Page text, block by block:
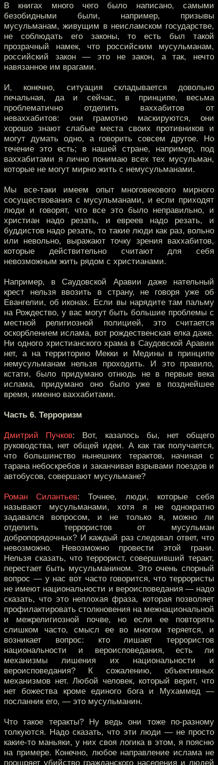
В книгах много чего было написано, самыми
безобидными были, например, призывы
мусульманам, живущим в неисламском государстве,
не соблюдать его законы, то есть был такой
прозрачный намек, что российским мусульманам,
российский закон — это не закон, а так, нечто
навязанное им врагами.
И, конечно, ситуация складывается довольно
печальная, да и сейчас, в принципе, весьма
проблематично отделить ваххабитов от
неваххабитов: они грамотно маскируются, они
хорошо знают слабые места своих противников и
могут думать одно, а говорить совсем другое. Но
течение это есть; в нашей стране, например, под
ваххабитами я лично понимаю всех тех мусульман,
которые не могут мирно жить с немусульманами.
Мы все-таки имеем опыт многовекового мирного
сосуществования с мусульманами, и если приходят
люди и говорят, что все это было неправильно, и
христиан надо резать, и евреев надо резать, и
буддистов надо резать, то такие люди как раз, вольно
или невольно, выражают точку зрения ваххабитов,
которые действительно считают для себя
невозможным жить рядом с христианами.
Например, в Саудовской Аравии даже нательный
крест нельзя ввозить в страну, не говоря уже об
Евангелии, об иконах. Если вы нарядите там пальму
на Рождество, у вас могут быть большие проблемы с
местной религиозной полицией, это считается
оскорблением ислама, вот рождественская елка даже.
Ни одного христианского храма в Саудовской Аравии
нет, а на территорию Мекки и Медины в принципе
немусульманам нельзя проходить. И это правило,
кстати, было придумано отнюдь не в первые века
ислама, придумано оно было уже в позднейшее
время, именно ваххабитами.
Часть 6. Терроризм
Дмитрий Пучков: Вот, казалось бы, нет общего
руководства, нет общей идеи. А как так получается,
что большинство нынешних терактов, начиная с
тарана небоскребов и заканчивая взрывами поездов и
автобусов, совершают мусульмане?
Роман Силантьев: Точнее, люди, которые себя
называют мусульманами, хотя я не однократно
задавался вопросом, и не только я, можно ли
отделить террористов от мусульман
добропорядочных? И каждый раз следовал ответ, что
невозможно. Невозможно провести этой грани.
Нельзя сказать, что террорист, совершивший теракт,
перестает быть мусульманином. Это очень спорный
вопрос — у нас вот часто говорится, что террористы
не имеют национальности и вероисповедания — надо
сказать, что это неплохая фраза, которая позволяет
профилактировать столкновения на межнациональной
и межрелигиозной почве, но если ее повторять
слишком часто, смысл ее во многом теряется, и
возникает вопрос: кто лишает террористов
национальности и вероисповедания, есть ли
механизмы лишения их национальности и
вероисповедания? К сожалению, объективных
механизмов нет. Любой человек, который верит, что
нет божества кроме единого бога и Мухаммед —
посланник его, — это мусульманин.
Что такое теракты? Ну ведь они тоже по-разному
толкуются. Надо сказать, что эти люди — не просто
какие-то маньяки, у них своя логика в этом, я поясню
на примере. Конечно, любое направление ислама не
поощряет убийство гражданского населения и людей